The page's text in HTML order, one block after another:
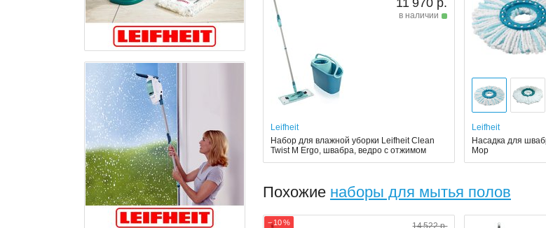
11 970 р.
в наличии
Leifheit
Набор для влажной уборки Leifheit Clean
Twist M Ergo, швабра, ведро с отжимом
Leifheit
Насадка для
Mop
Похожие наборы для мытья полов
− 10 %